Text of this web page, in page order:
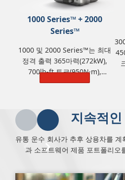
1000 Series™ + 2000
Series™
1000 및 2000 Series™는 최대
정격 출력 365마력(272kW),
700lb-ft 토크(950N·m),
GVW(총중량) 14,968kg(33,000
지속적인
유통 운수 회사가 추후 상용차를
과 소프트웨어 제품 포트폴리오